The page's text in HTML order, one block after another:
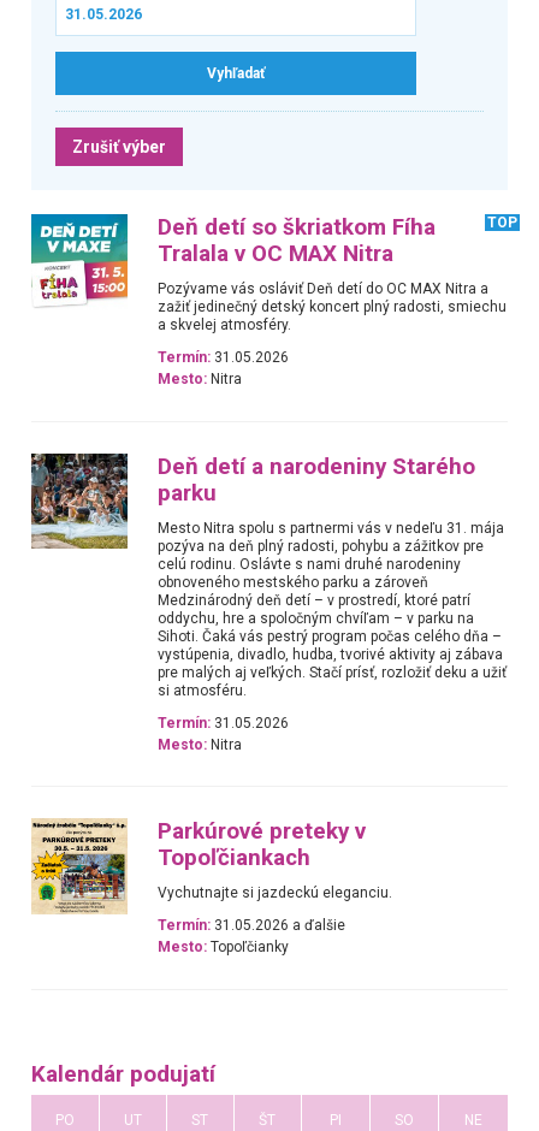
Zrušiť výber
Deň detí so škriatkom Fíha
Tralala v OC MAX Nitra
TOP
Pozývame vás osláviť Deň detí do OC MAX Nitra a
zažiť jedinečný detský koncert plný radosti, smiechu
a skvelej atmosféry.
Termín: 31.05.2026
Mesto: Nitra
Deň detí a narodeniny Starého
parku
Mesto Nitra spolu s partnermi vás v nedeľu 31. mája
pozýva na deň plný radosti, pohybu a zážitkov pre
celú rodinu. Oslávte s nami druhé narodeniny
obnoveného mestského parku a zároveň
Medzinárodný deň detí – v prostredí, ktoré patrí
oddychu, hre a spoločným chvíľam – v parku na
Sihoti. Čaká vás pestrý program počas celého dňa –
vystúpenia, divadlo, hudba, tvorivé aktivity aj zábava
pre malých aj veľkých. Stačí prísť, rozložiť deku a užiť
si atmosféru.
Termín: 31.05.2026
Mesto: Nitra
Parkúrové preteky v
Topoľčiankach
Vychutnajte si jazdeckú eleganciu.
Termín: 31.05.2026 a ďalšie
Mesto: Topoľčianky
Kalendár podujatí
PO UT ST ŠT PI SO NE